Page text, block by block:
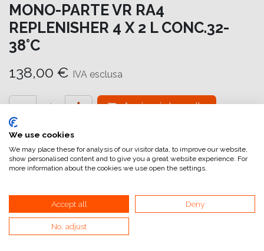
MONO-PARTE VR RA4
REPLENISHER 4 X 2 L CONC.32-
38°C
138,00 € IVA esclusa
Aggiungi al carrello
Aggiungi alla lista dei desideri
attualmente non a magazzino
We use cookies
We may place these for analysis of our visitor data, to improve our website,
show personalised content and to give you a great website experience. For
more information about the cookies we use open the settings.
Accept all Deny
No, adjust